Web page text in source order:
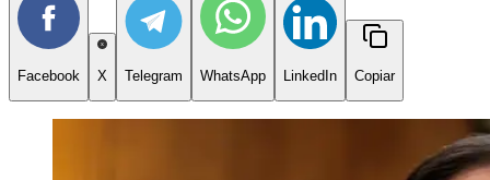
Facebook X Telegram WhatsApp LinkedIn Copiar